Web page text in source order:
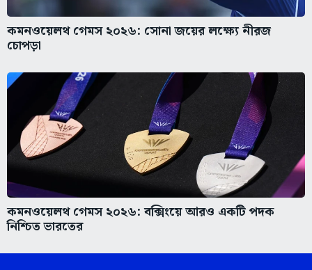
কমনওয়েলথ গেমস ২০২৬: সোনা জয়ের লক্ষ্যে নীরজ
চোপড়া
কমনওয়েলথ গেমস ২০২৬: বক্সিংয়ে আরও একটি পদক
নিশ্চিত ভারতের